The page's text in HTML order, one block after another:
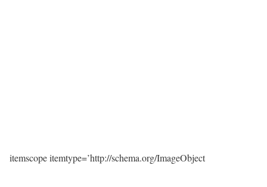
itemscope itemtype=’http://schema.org/ImageObject